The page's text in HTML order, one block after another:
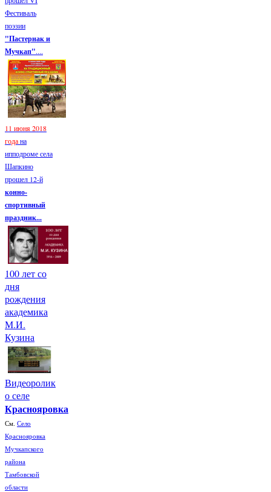
Фестиваль
поэзии
"Пастернак и
Мучкап"....
11 июня 2018
годана
ипподроме села
Шапкино
прошел 12-й
конно-
спортивный
праздник...
100 лет со
дня
рождения
академика
М.И.
Кузина
Видеоролик
о селе
Краснояровка
См. Село
Краснояровка
Мучкапского
района
Тамбовской
области